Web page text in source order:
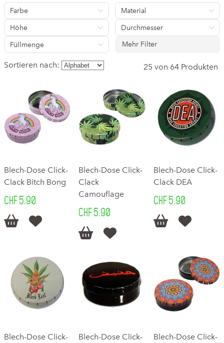
Farbe
Material
Höhe
Durchmesser
Füllmenge
Mehr Filter
Sortieren nach: 25 von 64 Produkten
Blech-Dose Click-
Clack Bitch Bong
CHF 5.90
 
Blech-Dose Click-
Clack
Camouflage
CHF 5.90
 
Blech-Dose Click-
Clack DEA
CHF 5.90
 
Blech-Dose Click-
Blech-Dose Click-
Blech-Dose Click-